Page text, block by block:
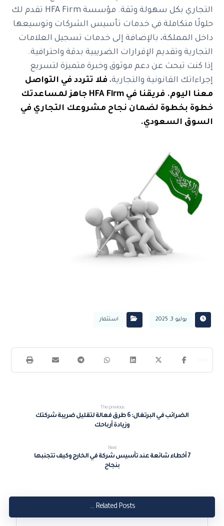
التجاري بكل سهولة وثقة. مؤسسة HFA Firm تقدم لك
حلولًا متكاملة في خدمات تأسيس الشركات وتوسيعها
داخل المملكة، بالإضافة إلى خدمات تسجيل العلامات
التجارية وتقديم الإقرارات الضريبية بدقة واحترافية.
‎إذا كنت تبحث عن دعم موثوق وخبرة متميزة لتسريع
إجراءاتك القانونية والتجارية، فلا تتردد في التواصل
معنا اليوم. فريقنا في HFA Firm جاهز لمساعدتك
خطوة بخطوة لضمان نجاح مشروعك التجاري في
السوق السعودي.
يوليو 3, 2025 استثمار
The previous
الضرائب في البرتغال: 6 طرق فعالة لتقليل ضريبة شركتك
وزيادة أرباحك
Next
7 أخطاء شائعة عند تأسيس شركة في الخارج وكيف تتجنبها
بنجاح
Related Posts ...